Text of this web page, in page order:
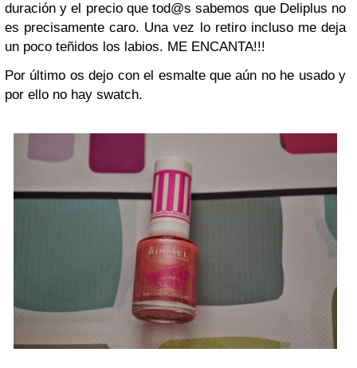
duración y el precio que tod@s sabemos que Deliplus no
es precisamente caro. Una vez lo retiro incluso me deja
un poco teñidos los labios. ME ENCANTA!!!
Por último os dejo con el esmalte que aún no he usado y
por ello no hay swatch.